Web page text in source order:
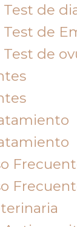
Test de
Test de
Test de